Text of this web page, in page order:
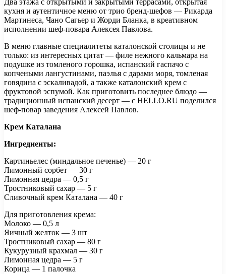
Два этажа с открытыми и закрытыми террасами, открытая
кухня и аутентичное меню от трио бренд-шефов — Рикарда
Мартинеса, Чано Сагьер и Жорди Бланка, в креативном
исполнении шеф-повара Алексея Павлова.
В меню главные специалитеты каталонской столицы и не
только: из интересных цитат — филе нежного кальмара на
подушке из томленого горошка, испанский гаспачо с
копчеными лангустинами, паэлья с дарами моря, томленая
говядина с эскаливадой, а также каталонский крем с
фруктовой эспумой. Как приготовить последнее блюдо —
традиционный испанский десерт — с HELLO.RU поделился
шеф-повар заведения Алексей Павлов.
Крем Каталана
Ингредиенты:
Картиньелес (миндальное печенье) — 20 г
Лимонный сорбет — 30 г
Лимонная цедра — 0,5 г
Тростниковый сахар — 5 г
Сливочный крем Каталана — 40 г
Для приготовления крема:
Молоко — 0,5 л
Яичный желток — 3 шт
Тростниковый сахар — 80 г
Кукурузный крахмал — 30 г
Лимонная цедра — 5 г
Корица — 1 палочка